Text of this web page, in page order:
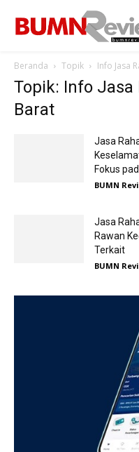
Beranda Topik Info Jasa
Topik: Info
Barat
Jasa
Fokus
BUMN
Jasa
Rawan
Terkait
BUMN